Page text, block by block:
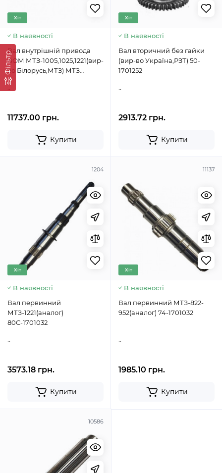
Фільтр
Хіт
В наявності
Вал внутрішній привода
ВОМ МТЗ-1005,1025,1221(вир-
во Білорусь,МТЗ) МТЗ
(виробництво Білорусь) 80-
1701160
..
11737.00 грн.
Купити
Хіт
В наявності
Вал вторичний без гайки
(вир-во Україна,РЗТ) 50-
1701252
..
2913.72 грн.
Купити
1204
Хіт
В наявності
Вал первинний
МТЗ-1221(аналог)
80С-1701032
..
3573.18 грн.
Купити
11137
Хіт
В наявності
Вал первинний МТЗ-822-
952(аналог) 74-1701032
..
1985.10 грн.
Купити
10586